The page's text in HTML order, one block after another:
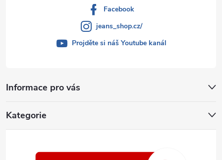
Informace pro vás
Kategorie
Facebook
jeans_shop.cz/
Projděte si náš Youtube kanál